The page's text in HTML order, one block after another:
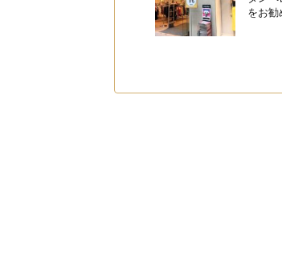
をお勧